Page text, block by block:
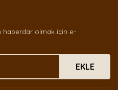
bulunuyor.
olmalı.
haberdar olmak için e-
EKLE